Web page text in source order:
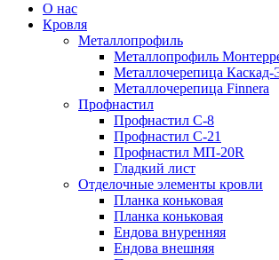
О нас
Кровля
Металлопрофиль
Металлопрофиль
Металлочерепица Каскад-
Металлочерепица Finnera
Профнастил
Профнастил С-8
Профнастил С-21
Профнастил МП-20R
Гладкий лист
Отделочные элементы кровли
Планка коньковая
Планка коньковая
Ендова внуренняя
Ендова внешняя